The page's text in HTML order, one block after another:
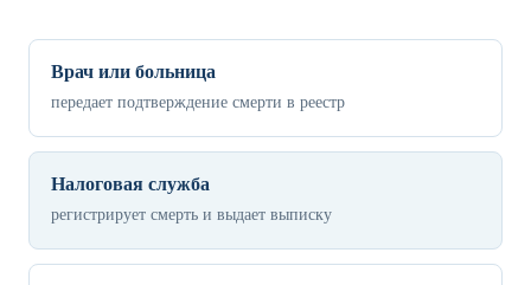
Врач или больница
передает подтверждение смерти в реестр
Налоговая служба
регистрирует смерть и выдает выписку